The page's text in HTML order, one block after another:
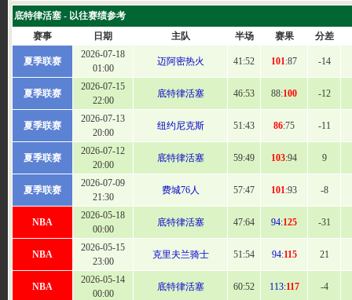
底特律活塞 - 以往赛绩参考
赛事
日期 主队 半场 赛果 分差
夏季联赛
2026-07-18
01:00
迈阿密热火 41:52 101:87 -14
夏季联赛
2026-07-15
22:00
底特律活塞 46:53 88:100 -12
夏季联赛
2026-07-13
20:00
纽约尼克斯 51:43 86:75 -11
夏季联赛
2026-07-12
20:00
底特律活塞 59:49 103:94 9
夏季联赛
2026-07-09
21:30
费城76人 57:47 101:93 -8
NBA
2026-05-18
00:00
底特律活塞 47:64 94:125 -31
NBA
2026-05-15
23:00
克里夫兰骑士 51:54 94:115 21
NBA
2026-05-14
00:00
底特律活塞 60:52 113:117 -4